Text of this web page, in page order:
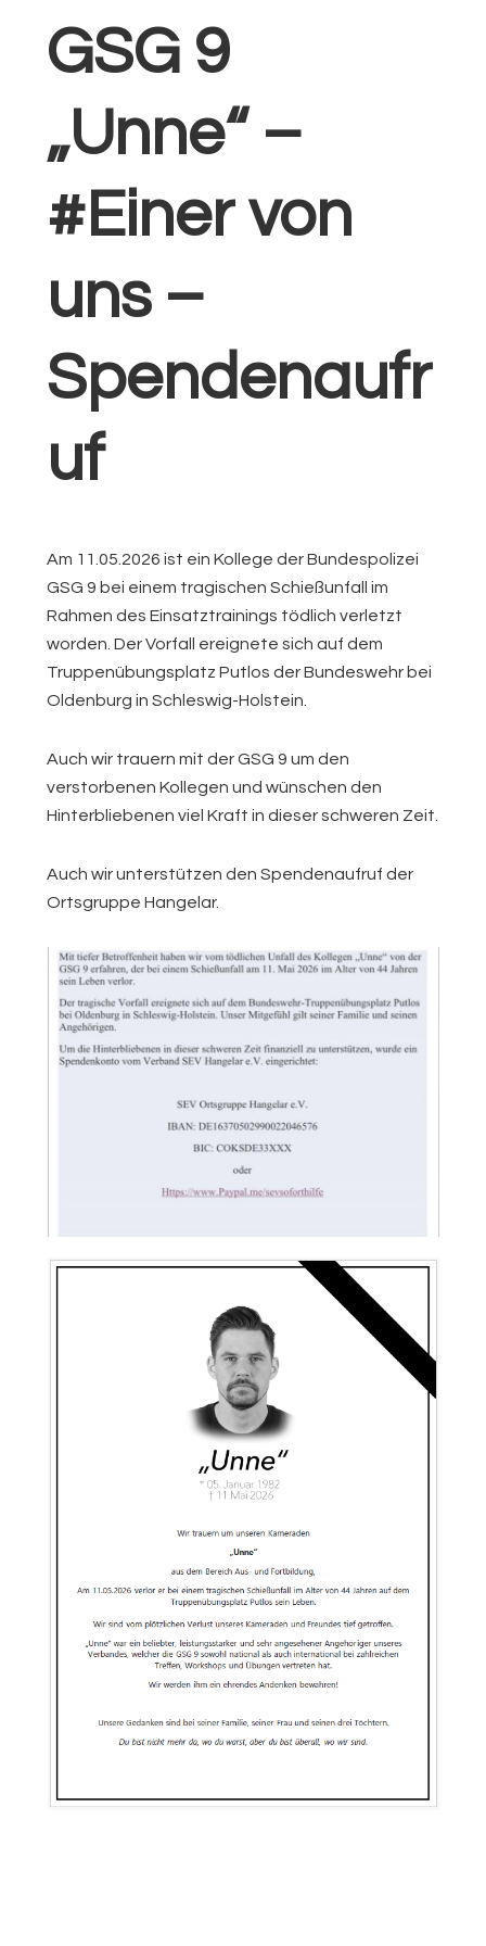
GSG 9
„Unne“ –
#Einer von
uns –
Spendenaufr
uf
Am 11.05.2026 ist ein Kollege der Bundespolizei
GSG 9 bei einem tragischen Schießunfall im
Rahmen des Einsatztrainings tödlich verletzt
worden. Der Vorfall ereignete sich auf dem
Truppenübungsplatz Putlos der Bundeswehr bei
Oldenburg in Schleswig-Holstein.
Auch wir trauern mit der GSG 9 um den
verstorbenen Kollegen und wünschen den
Hinterbliebenen viel Kraft in dieser schweren Zeit.
Auch wir unterstützen den Spendenaufruf der
Ortsgruppe Hangelar.